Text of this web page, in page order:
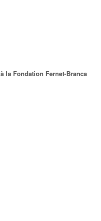
à la Fondation Fernet-Branca